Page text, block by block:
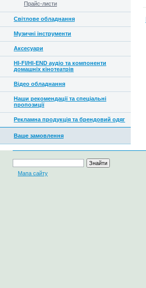
Прайс-листи
Світлове обладнання
Музичні інструменти
Аксесуари
HI-FI/HI-END аудіо та компоненти
домашніх кінотеатрів
Відео обладнання
Наши рекомендації та спеціальні
пропозиції
Рекламна продукція та брендовий одяг
Ваше замовлення
Мапа сайту